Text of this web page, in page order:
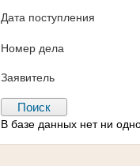
Дата поступления
Номер дела
Заявитель
В базе данных нет ни